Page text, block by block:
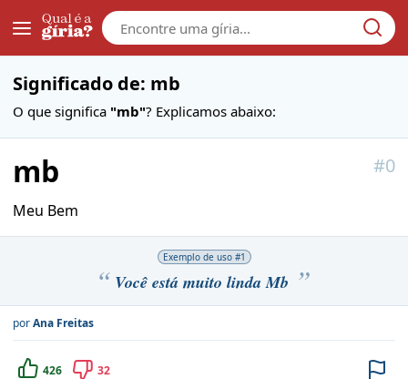
Galera
Significado de: mb
O que significa "mb"? Explicamos abaixo:
#0
mb
Meu Bem
Exemplo de uso #1
Você está muito linda Mb
porAna Freitas
426 32